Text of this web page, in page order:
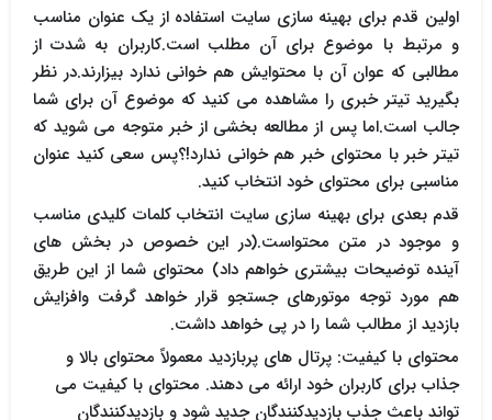
اولین قدم برای بهینه سازی سایت استفاده از یک عنوان مناسب
و مرتبط با موضوع برای آن مطلب است.کاربران به شدت از
مطالبی که عوان آن با محتوایش هم خوانی ندارد بیزارند.در نظر
بگیرید تیتر خبری را مشاهده می کنید که موضوع آن برای شما
جالب است.اما پس از مطالعه بخشی از خبر متوجه می شوید که
تیتر خبر با محتوای خبر هم خوانی ندارد!؟پس سعی کنید عنوان
مناسبی برای محتوای خود انتخاب کنید.
قدم بعدی برای بهینه سازی سایت انتخاب کلمات کلیدی مناسب
و موجود در متن محتواست.(در این خصوص در بخش های
آینده توضیحات بیشتری خواهم داد) محتوای شما از این طریق
هم مورد توجه موتورهای جستجو قرار خواهد گرفت وافزایش
بازدید از مطالب شما را در پی خواهد داشت.
محتوای با کیفیت: پرتال های پربازدید معمولاً محتوای بالا و
جذاب برای کاربران خود ارائه می دهند. محتوای با کیفیت می
تواند باعث جذب بازدیدکنندگان جدید شود و بازدیدکنندگان